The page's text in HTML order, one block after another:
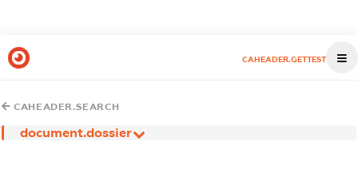
CAHEADER.GETTEST
CAHEADER.SEARCH
document.dossier